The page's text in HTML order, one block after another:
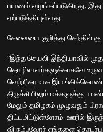
பயணம் வழங்கப்படுகிறது, இது
ஏற்படுத்தியுள்ளது.
சேவையை குறித்து செந்தில்
“இந்த செயலி இந்தியாவில்
தொழிலாளர்களுக்காகவே
வெற்றிகரமாக
திருச்சியிலும் மக்களுக்கு
மேலும் தமிழகம் முழுவதும்
திட்டமிட்டுள்ளோம். ஊரில்
விரும்புவோர் எங்களை